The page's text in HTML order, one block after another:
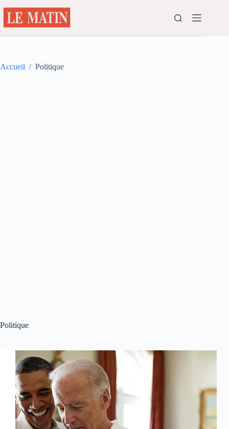
au
contenu
Accueil / Politique
Politique